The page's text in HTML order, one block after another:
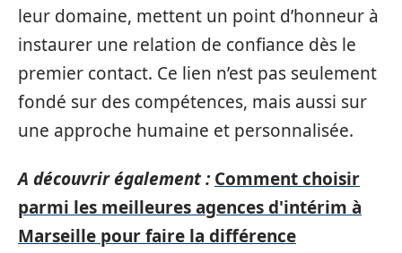
leur domaine, mettent un point d’honneur à
instaurer une relation de confiance dès le
premier contact. Ce lien n’est pas seulement
fondé sur des compétences, mais aussi sur
une approche humaine et personnalisée.
A découvrir également : Comment choisir
parmi les meilleures agences d'intérim à
Marseille pour faire la différence